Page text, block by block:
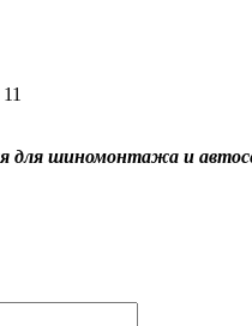
для шиномонтажа и